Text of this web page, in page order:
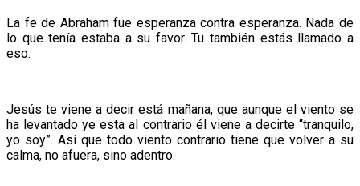
La fe de Abraham fue esperanza contra esperanza. Nada de
lo que tenía estaba a su favor. Tu también estás llamado a
eso.
Jesús te viene a decir está mañana, que aunque el viento se
ha levantado ye esta al contrario él viene a decirte “tranquilo,
yo soy”. Así que todo viento contrario tiene que volver a su
calma, no afuera, sino adentro.